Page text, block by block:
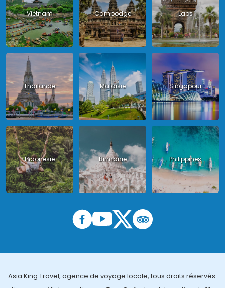
Vietnam Cambodge Laos
Thailande Malaisie Singapour
Indonésie Birmanie Philippines
Asia King Travel, agence de voyage locale, tous droits réservés.